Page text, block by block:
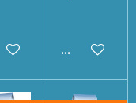
au panierAjouter au